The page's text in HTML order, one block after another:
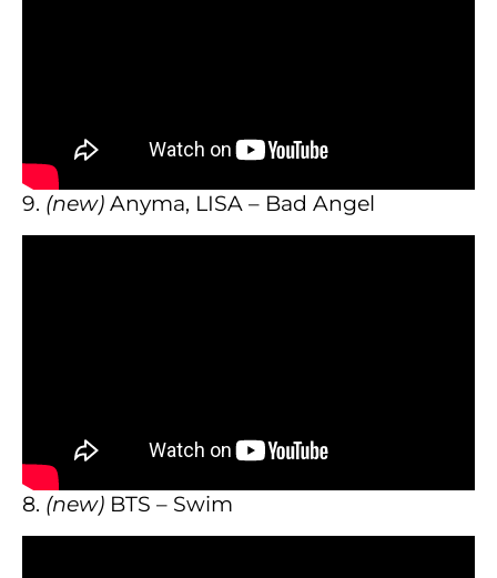
9. (new) Anyma, LISA – Bad Angel
8. (new) BTS – Swim